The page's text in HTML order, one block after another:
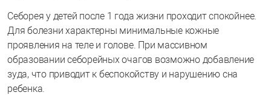
Себорея у детей после 1 года жизни проходит спокойнее.
Для болезни характерны минимальные кожные
проявления на теле и голове. При массивном
образовании себорейных очагов возможно добавление
зуда, что приводит к беспокойству и нарушению сна
ребенка.